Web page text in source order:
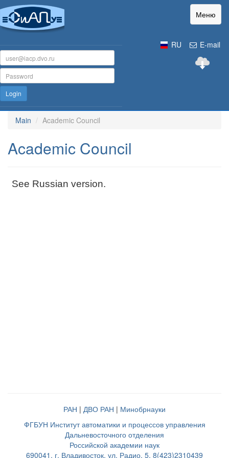
Меню
E-mail
RU
Login
Main Academic Council
Academic Council
See Russian version.
РАН | ДВО РАН | Минобрнауки
ФГБУН Институт автоматики и процессов управления
Дальневосточного отделения
Российской академии наук
690041, г. Владивосток, ул. Радио, 5, 8(423)2310439